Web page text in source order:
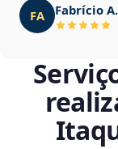
FA Fabrício A.